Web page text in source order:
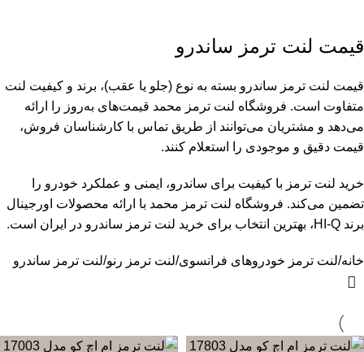
قیمت لنت ترمز ساندرو
قیمت لنت ترمز ساندرو بسته به نوع (جلو یا عقب)، برند و کیفیت لنت
متفاوت است. فروشگاه لنت ترمز محمد قیمت‌های به‌روز را ارائه
می‌دهد و مشتریان می‌توانند از طریق تماس با کارشناسان فروش،
قیمت دقیق و موجودی را استعلام کنند.
خرید لنت ترمز با کیفیت برای ساندرو، ایمنی و عملکرد خودرو را
تضمین می‌کند. فروشگاه لنت ترمز محمد با ارائه محصولات اورجینال
برند HI-Q، بهترین انتخاب برای خرید لنت ترمز ساندرو در ایران است.
خانه لنت ترمز خودروهای فرانسوی لنت ترمز رنو لنت ترمز ساندرو